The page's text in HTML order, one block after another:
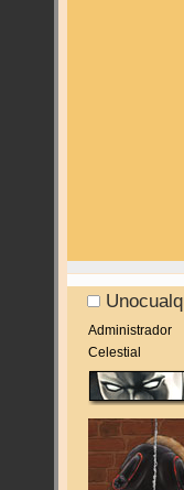
Administrador
Celestial